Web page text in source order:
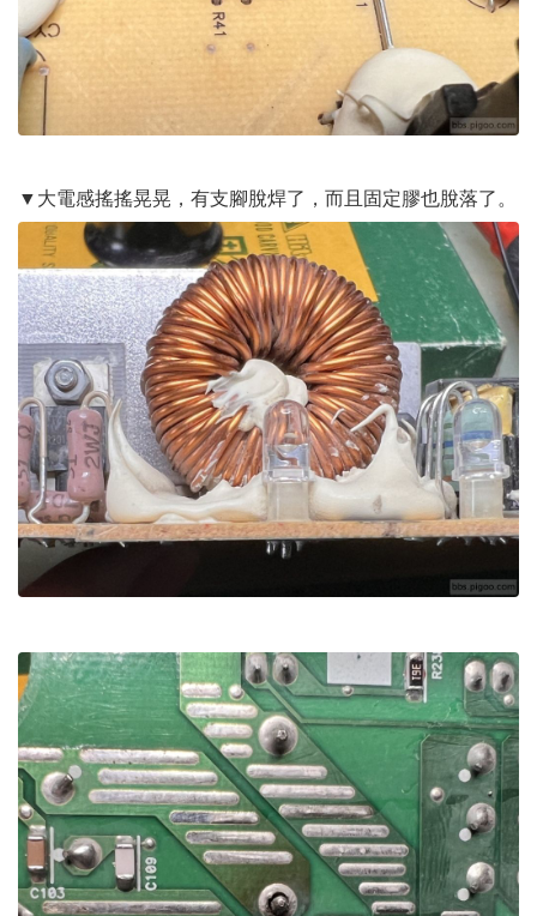
▼大電感搖搖晃晃，有支腳脫焊了，而且固定膠也脫落了。